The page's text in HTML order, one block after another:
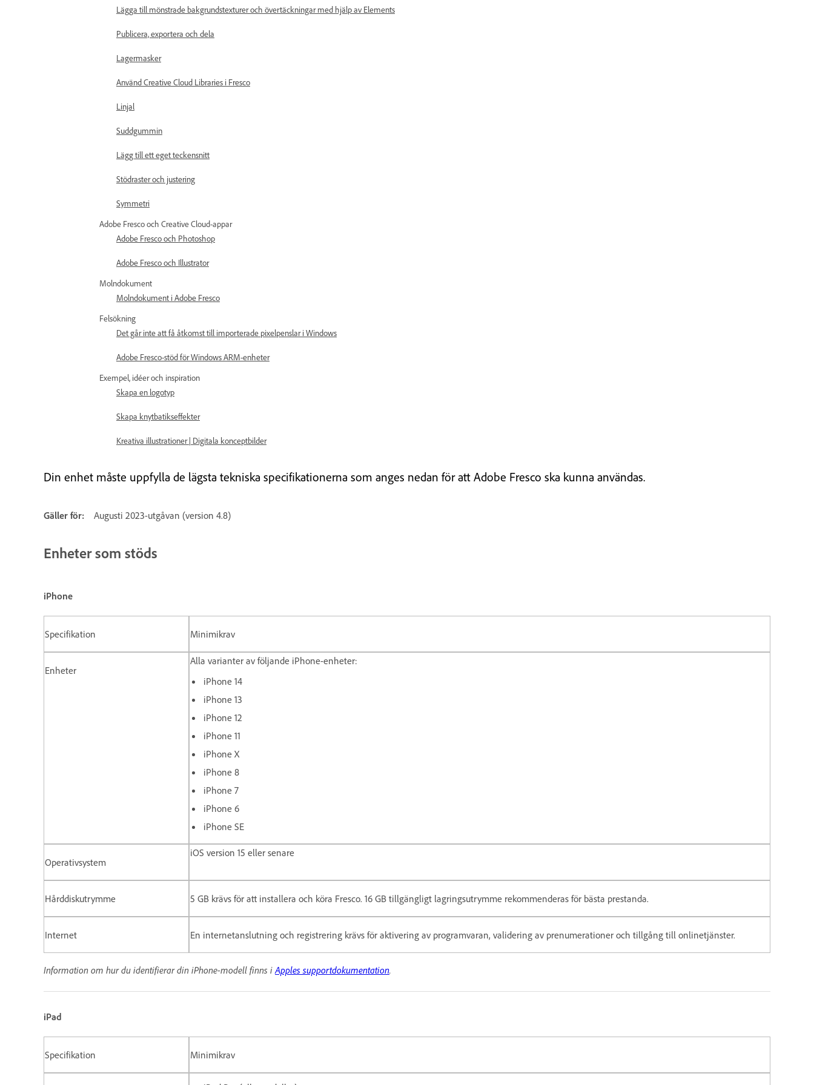
Lägga till mönstrade bakgrundstexturer och övertäckningar med hjälp av Elements
Publicera, exportera och dela
Lagermasker
Använd Creative Cloud Libraries i Fresco
Linjal
Suddgummin
Lägg till ett eget teckensnitt
Stödraster och justering
Symmetri
Adobe Fresco och Creative Cloud-appar
Adobe Fresco och Photoshop
Adobe Fresco och Illustrator
Molndokument
Molndokument i Adobe Fresco
Felsökning
Det går inte att få åtkomst till importerade pixelpenslar i Windows
Adobe Fresco-stöd för Windows ARM-enheter
Exempel, idéer och inspiration
Skapa en logotyp
Skapa knytbatikseffekter
Kreativa illustrationer | Digitala konceptbilder
Din enhet måste uppfylla de lägsta tekniska specifikationerna som anges nedan för att Adobe Fresco ska kunna användas.
Gäller för: Augusti 2023-utgåvan (version 4.8)
Enheter som stöds
iPhone
Specifikation Minimikrav
Enheter
Alla varianter av följande iPhone-enheter:
iPhone 14
iPhone 13
iPhone 12
iPhone 11
iPhone X
iPhone 8
iPhone 7
iPhone 6
iPhone SE
Operativsystem
iOS version 15 eller senare
Hårddiskutrymme 5 GB krävs för att installera och köra Fresco. 16 GB tillgängligt lagringsutrymme rekommenderas för bästa prestanda.
Internet En internetanslutning och registrering krävs för aktivering av programvaran, validering av prenumerationer och tillgång till onlinetjänster.
Information om hur du identifierar din iPhone-modell finns iApples supportdokumentation.
iPad
Specifikation Minimikrav